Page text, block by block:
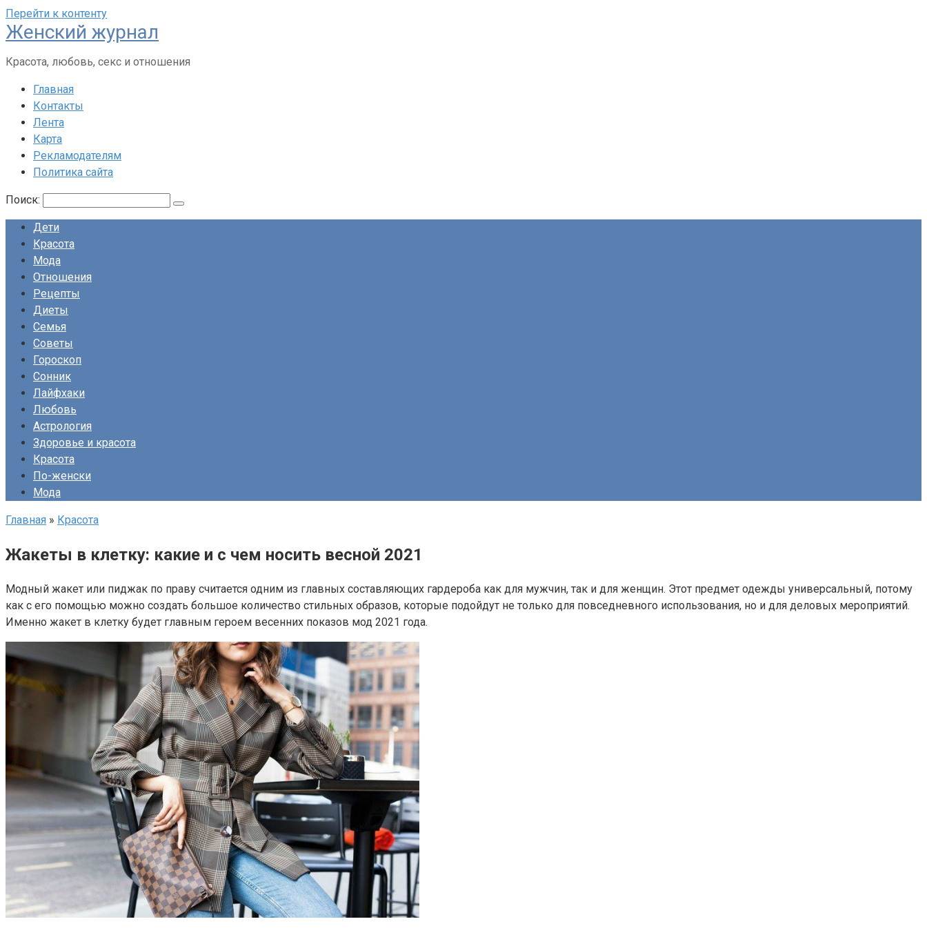
Перейти к контенту
Женский журнал
Красота, любовь, секс и отношения
Главная
Контакты
Лента
Карта
Рекламодателям
Политика сайта
Поиск:
Дети
Красота
Мода
Отношения
Рецепты
Диеты
Семья
Советы
Гороскоп
Сонник
Лайфхаки
Любовь
Астрология
Здоровье и красота
Красота
По-женски
Мода
Главная » Красота
Жакеты в клетку: какие и с чем носить весной 2021
Модный жакет или пиджак по праву считается одним из главных составляющих гардероба как для мужчин, так и для женщин. Этот предмет одежды универсальный, потому
как с его помощью можно создать большое количество стильных образов, которые подойдут не только для повседневного использования, но и для деловых мероприятий.
Именно жакет в клетку будет главным героем весенних показов мод 2021 года.